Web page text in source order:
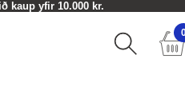
kaup yfir 10.000 kr.